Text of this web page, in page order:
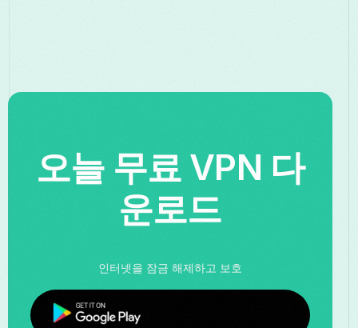
오늘 무료 VPN 다
운로드
인터넷을 잠금 해제하고 보호